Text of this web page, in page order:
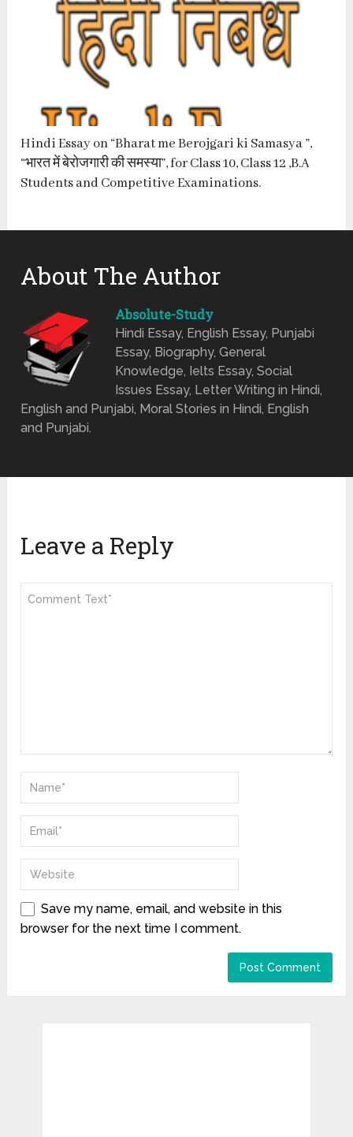
Hindi Essay on “Bharat me Berojgari ki Samasya ”,
“भारत में बेरोजगारी की समस्या”, for Class 10, Class 12 ,B.A
Students and Competitive Examinations.
About The Author
Absolute-Study
Hindi Essay, English Essay, Punjabi
Essay, Biography, General
Knowledge, Ielts Essay, Social
Issues Essay, Letter Writing in Hindi,
English and Punjabi, Moral Stories in Hindi, English
and Punjabi.
Leave a Reply
Save my name, email, and website in this
browser for the next time I comment.